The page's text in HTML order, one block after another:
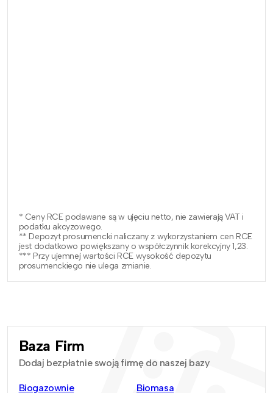
* Ceny RCE podawane są w ujęciu netto, nie zawierają VAT i
podatku akcyzowego.
** Depozyt prosumencki naliczany z wykorzystaniem cen RCE
jest dodatkowo powiększany o współczynnik korekcyjny 1,23.
*** Przy ujemnej wartości RCE wysokość depozytu
prosumenckiego nie ulega zmianie.
Baza Firm
Dodaj bezpłatnie swoją firmę do naszej bazy
Biogazownie
Biomasa